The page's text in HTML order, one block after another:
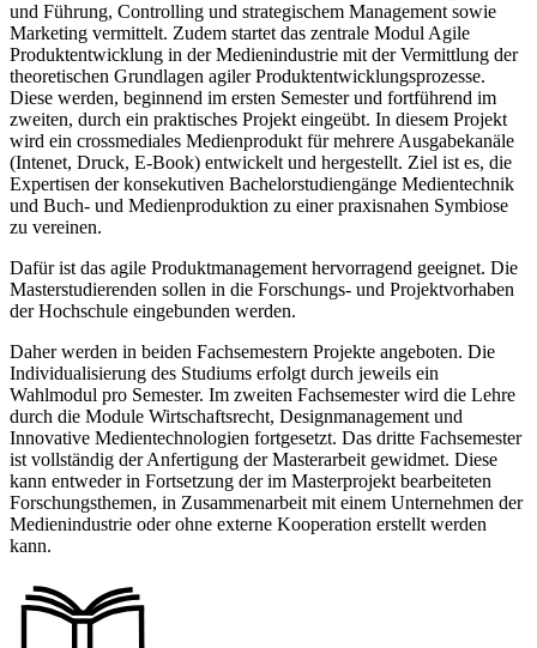
und Führung, Controlling und strategischem Management sowie
Marketing vermittelt. Zudem startet das zentrale Modul Agile
Produktentwicklung in der Medienindustrie mit der Vermittlung der
theoretischen Grundlagen agiler Produktentwicklungsprozesse.
Diese werden, beginnend im ersten Semester und fortführend im
zweiten, durch ein praktisches Projekt eingeübt. In diesem Projekt
wird ein crossmediales Medienprodukt für mehrere Ausgabekanäle
(Intenet, Druck, E-Book) entwickelt und hergestellt. Ziel ist es, die
Expertisen der konsekutiven Bachelorstudiengänge Medientechnik
und Buch- und Medienproduktion zu einer praxisnahen Symbiose
zu vereinen.
Dafür ist das agile Produktmanagement hervorragend geeignet. Die
Masterstudierenden sollen in die Forschungs- und Projektvorhaben
der Hochschule eingebunden werden.
Daher werden in beiden Fachsemestern Projekte angeboten. Die
Individualisierung des Studiums erfolgt durch jeweils ein
Wahlmodul pro Semester. Im zweiten Fachsemester wird die Lehre
durch die Module Wirtschaftsrecht, Designmanagement und
Innovative Medientechnologien fortgesetzt. Das dritte Fachsemester
ist vollständig der Anfertigung der Masterarbeit gewidmet. Diese
kann entweder in Fortsetzung der im Masterprojekt bearbeiteten
Forschungsthemen, in Zusammenarbeit mit einem Unternehmen der
Medienindustrie oder ohne externe Kooperation erstellt werden
kann.